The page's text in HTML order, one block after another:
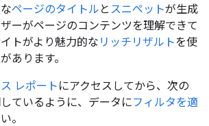
ページのタイトル と スニペットが生成
ーがページのコンテンツを理解できて
トがより魅力的な リッチリザルトを使
あります。
レポート にアクセスしてから、次の
ているように、データにフィルタを適
。